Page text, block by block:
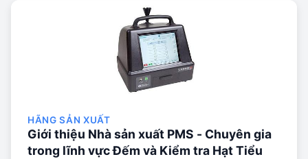
HÃNG SẢN XUẤT
Giới thiệu Nhà sản xuất PMS - Chuyên gia
trong lĩnh vực Đếm và Kiểm tra Hạt Tiểu